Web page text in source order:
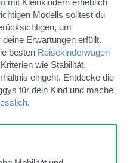
mit Kleinkindern erheblich
Modells solltest du
um
Erwartungen erfüllt.
besten Reisekinderwagen
wie Stabilität,
eingeht. Entdecke die
für dein Kind und mache
.